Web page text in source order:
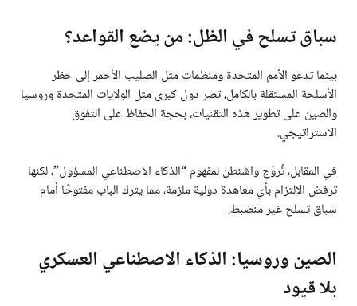
سباق تسلح في الظل: من يضع القواعد؟
بينما تدعو الأمم المتحدة ومنظمات مثل الصليب الأحمر إلى حظر
الأسلحة المستقلة بالكامل، تصر دول كبرى مثل الولايات المتحدة وروسيا
والصين على تطوير هذه التقنيات، بحجة الحفاظ على التفوق
الاستراتيجي.
في المقابل، تُروّج واشنطن لمفهوم “الذكاء الاصطناعي المسؤول”، لكنها
ترفض الالتزام بأي معاهدة دولية ملزمة، مما يترك الباب مفتوحًا أمام
سباق تسلح غير منضبط.
الصين وروسيا: الذكاء الاصطناعي العسكري
بلا قيود